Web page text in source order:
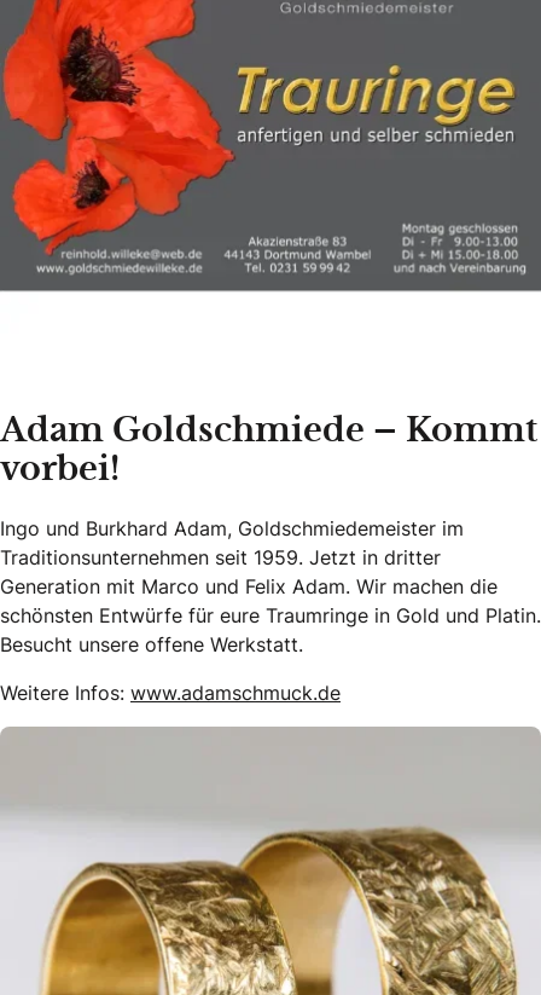
Adam Goldschmiede – Kommt
vorbei!
Ingo und Burkhard Adam, Goldschmiedemeister im
Traditionsunternehmen seit 1959. Jetzt in dritter
Generation mit Marco und Felix Adam. Wir machen die
schönsten Entwürfe für eure Traumringe in Gold und Platin.
Besucht unsere offene Werkstatt.
Weitere Infos: www.adamschmuck.de